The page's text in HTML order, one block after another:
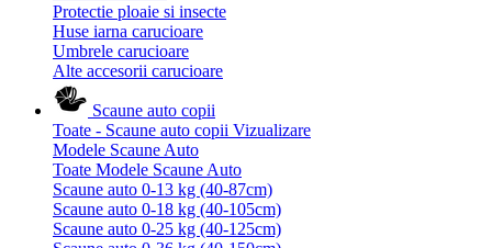
Protectie ploaie si insecte
Huse iarna carucioare
Umbrele carucioare
Alte accesorii carucioare
Scaune auto copii
Toate - Scaune auto copii Vizualizare
Modele Scaune Auto
Toate Modele Scaune Auto
Scaune auto 0-13 kg (40-87cm)
Scaune auto 0-18 kg (40-105cm)
Scaune auto 0-25 kg (40-125cm)